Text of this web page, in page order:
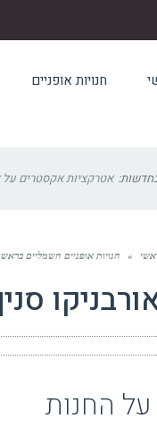
חנויות אופניים
אטרקציות אקסטרים
» חנויות אופניים חשמליים
על החנות